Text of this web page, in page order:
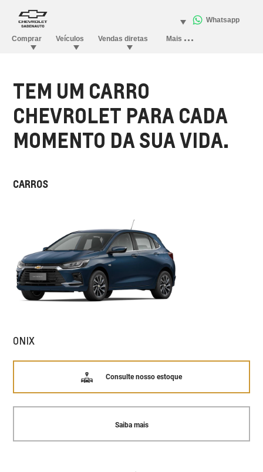
TEM UM CARRO
CHEVROLET PARA CADA
MOMENTO DA SUA VIDA.
CARROS
ONIX
Consulte nosso estoque
Saiba mais